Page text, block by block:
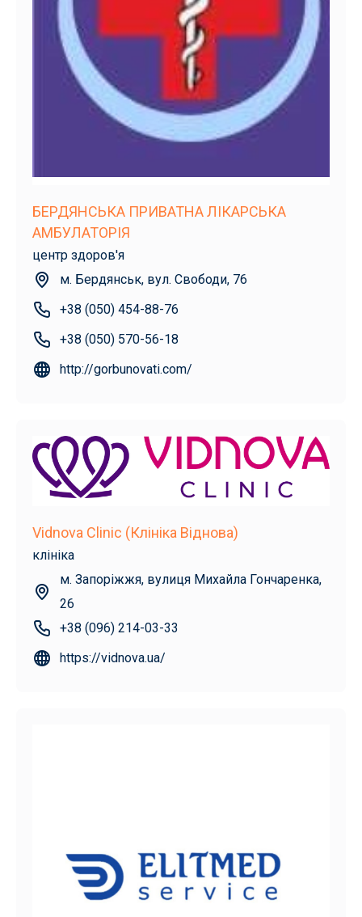
БЕРДЯНСЬКА ПРИВАТНА ЛІКАРСЬКА
АМБУЛАТОРІЯ
центр здоров'я
м. Бердянськ, вул. Свободи, 76
+38 (050) 454-88-76
+38 (050) 570-56-18
http://gorbunovati.com/
Vidnova Clinic (Клініка Віднова)
клініка
м. Запоріжжя, вулиця Михайла Гончаренка,
26
+38 (096) 214-03-33
https://vidnova.ua/